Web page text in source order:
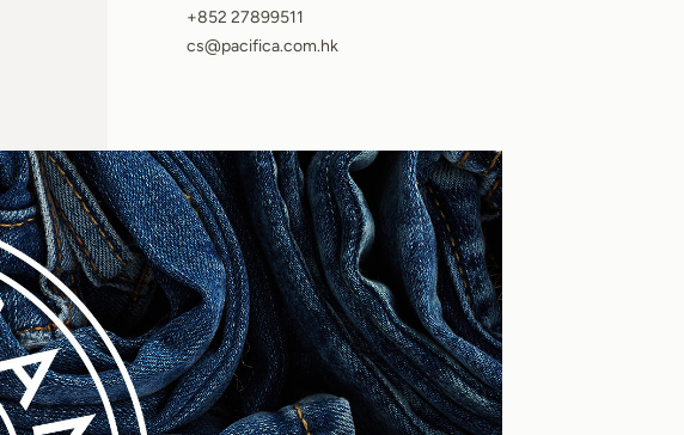
+852 27899511
cs@pacifica.com.hk